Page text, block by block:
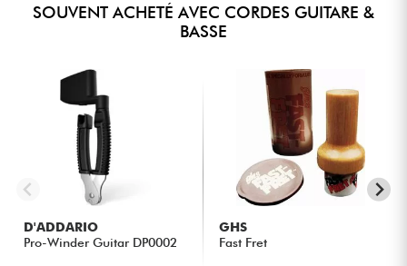
SOUVENT ACHETÉ AVEC CORDES GUITARE &
BASSE
D'ADDARIO
Pro-Winder Guitar DP0002
GHS
Fast Fret